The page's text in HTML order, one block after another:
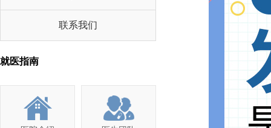
联系我们
就医指南